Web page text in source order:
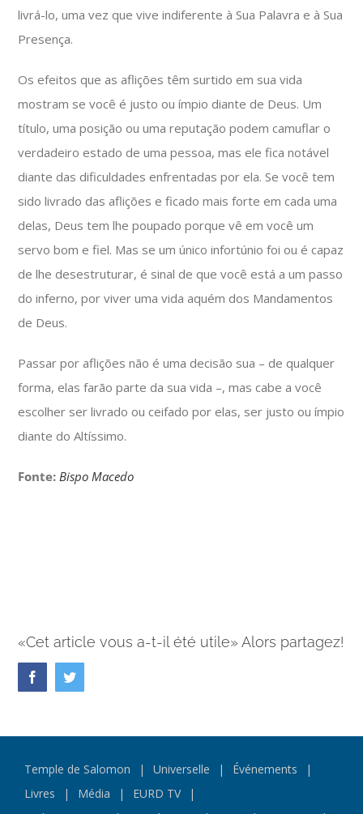
livrá-lo, uma vez que vive indiferente à Sua Palavra e à Sua
Presença.
Os efeitos que as aflições têm surtido em sua vida
mostram se você é justo ou ímpio diante de Deus. Um
título, uma posição ou uma reputação podem camuflar o
verdadeiro estado de uma pessoa, mas ele fica notável
diante das dificuldades enfrentadas por ela. Se você tem
sido livrado das aflições e ficado mais forte em cada uma
delas, Deus tem lhe poupado porque vê em você um
servo bom e fiel. Mas se um único infortúnio foi ou é capaz
de lhe desestruturar, é sinal de que você está a um passo
do inferno, por viver uma vida aquém dos Mandamentos
de Deus.
Passar por aflições não é uma decisão sua – de qualquer
forma, elas farão parte da sua vida –, mas cabe a você
escolher ser livrado ou ceifado por elas, ser justo ou ímpio
diante do Altíssimo.
Fonte:Bispo Macedo
«Cet article vous a-t-il été utile» Alors partagez!
FacebookTwitter
Temple de Salomon Universelle
Événements
Livres
Média
EURD TV